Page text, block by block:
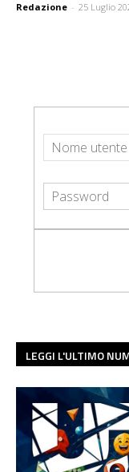
Redazione - 25 Luglio
LEGGI L'ULTIMO